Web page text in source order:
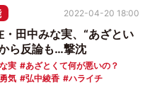
田中みな実、“あざとい
ら反論も…撃沈
実
あざとくて何が悪いの？
気 弘中綾香 ハライチ
2022-04-20 18:00